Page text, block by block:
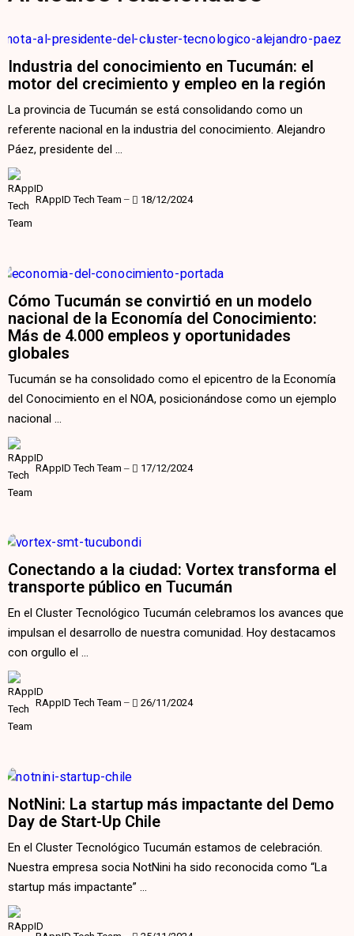
Industria del conocimiento en Tucumán: el
motor del crecimiento y empleo en la región
La provincia de Tucumán se está consolidando como un
referente nacional en la industria del conocimiento. Alejandro
Páez, presidente del …
RAppID Tech Team ‒ 18/12/2024
Cómo Tucumán se convirtió en un modelo
nacional de la Economía del Conocimiento:
Más de 4.000 empleos y oportunidades
globales
Tucumán se ha consolidado como el epicentro de la Economía
del Conocimiento en el NOA, posicionándose como un ejemplo
nacional …
RAppID Tech Team ‒ 17/12/2024
Conectando a la ciudad: Vortex transforma el
transporte público en Tucumán
En el Cluster Tecnológico Tucumán celebramos los avances que
impulsan el desarrollo de nuestra comunidad. Hoy destacamos
con orgullo el …
RAppID Tech Team ‒ 26/11/2024
NotNini: La startup más impactante del Demo
Day de Start-Up Chile
En el Cluster Tecnológico Tucumán estamos de celebración.
Nuestra empresa socia NotNini ha sido reconocida como “La
startup más impactante” …